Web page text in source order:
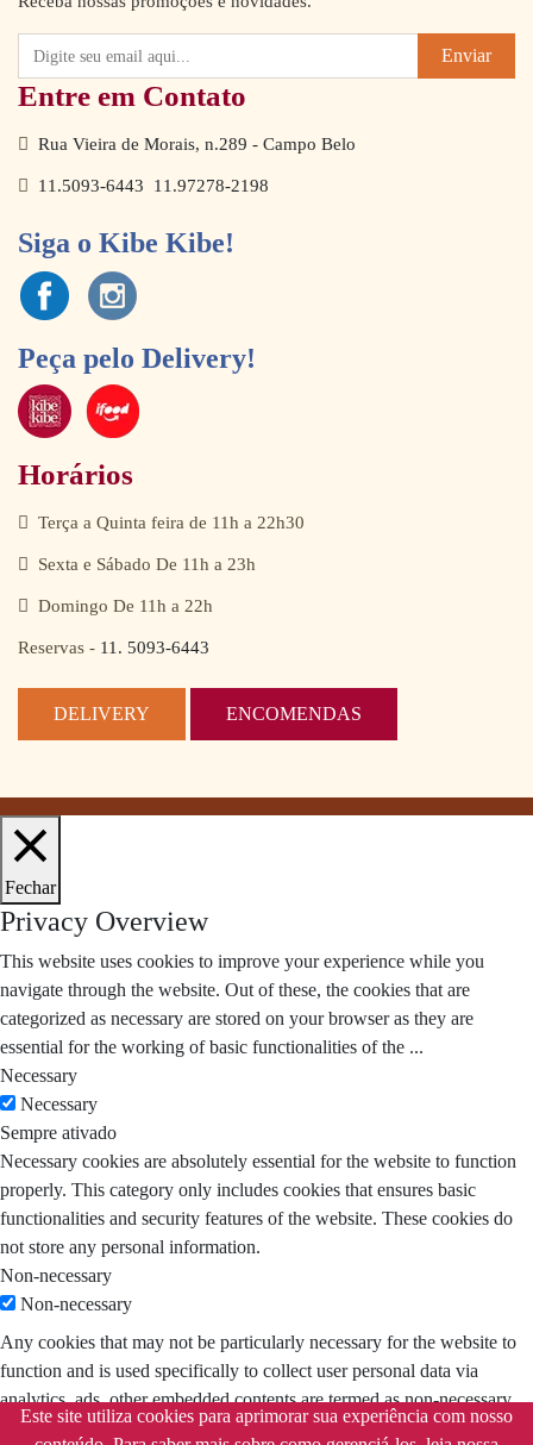
Enviar
Entre em Contato
Rua Vieira de Morais, n.289 - Campo Belo
11.5093-6443 11.97278-2198
Siga o Kibe Kibe!
Peça pelo Delivery!
Horários
Terça a Quinta feira de 11h a 22h30
Sexta e Sábado De 11h a 23h
Domingo De 11h a 22h
Reservas - 11. 5093-6443
DELIVERY ENCOMENDAS
Este site utiliza cookies para aprimorar sua experiência com nosso
Fechar
Privacy Overview
This website uses cookies to improve your experience while you
navigate through the website. Out of these, the cookies that are
categorized as necessary are stored on your browser as they are
essential for the working of basic functionalities of the ...
Necessary
Necessary
Sempre ativado
Necessary cookies are absolutely essential for the website to function
properly. This category only includes cookies that ensures basic
functionalities and security features of the website. These cookies do
not store any personal information.
Non-necessary
Non-necessary
Any cookies that may not be particularly necessary for the website to
function and is used specifically to collect user personal data via
analytics, ads, other embedded contents are termed as non-necessary
cookies. It is mandatory to procure user consent prior to running these